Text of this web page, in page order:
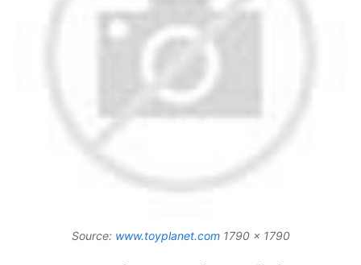
Source: www.toyplanet.com1790 x 1790